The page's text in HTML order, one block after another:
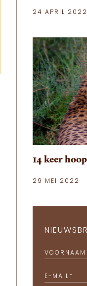
24 APRIL 2022
14 keer
29 MEI 2022
VOORNAAM
E-MAIL *